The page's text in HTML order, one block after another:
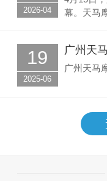
2026-04
幕。天马
19
2025-06
广州天
广州天马